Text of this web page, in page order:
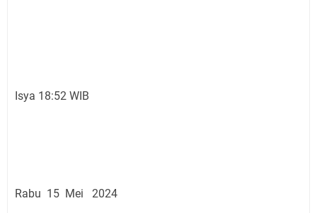
Isya 18:52 WIB
Rabu 15 Mei 2024